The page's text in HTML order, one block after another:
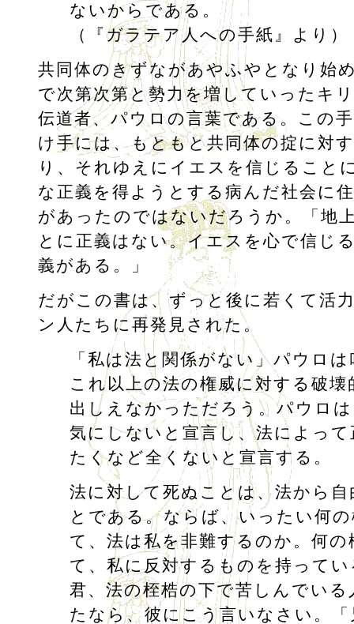
ないからである。
（『ガラテア人への手紙』より）
共同体のきずながあやふやとなり始
で次第次第と勢力を増していったキ
伝道者、パウロの言葉である。この
け手には、もともと共同体の掟に対
り、それゆえにイエスを信じること
な正義を得ようとする病んだ社会に
があったのではないだろうか。「地
とに正義はない。イエスを心で信じ
義がある。」
だがこの書は、ずっと後に若くて活
ン人たちに再発見された。
「私は法と関係がない」パウロ
これ以上の法の権威に対する破壊
出しえなかっただろう。パウロ
気にしないと宣言し、法によっ
たくなど全くないと宣言する。
法に対して死ぬことは、法から
とである。ならば、いったい何
て、法は私を非難するのか。何の
て、私に反対するものを持って
君、法の桎梏の下で苦しんでいる
たなら、彼にこう言いなさい。「